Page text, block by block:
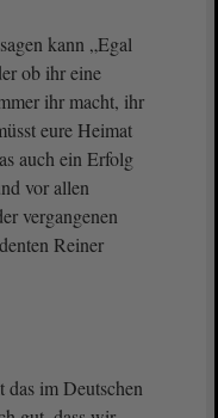
kann „Egal
ob ihr eine
ihr macht, ihr
eure Heimat
auch ein Erfolg
vor allen
vergangenen
Reiner
im Deutschen